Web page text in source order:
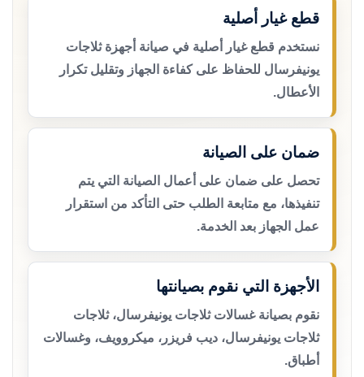
قطع غيار أصلية
نستخدم قطع غيار أصلية في صيانة أجهزة ثلاجات
يونيفرسال للحفاظ على كفاءة الجهاز وتقليل تكرار
الأعطال.
ضمان على الصيانة
تحصل على ضمان على أعمال الصيانة التي يتم
تنفيذها، مع متابعة الطلب حتى التأكد من استقرار
عمل الجهاز بعد الخدمة.
الأجهزة التي نقوم بصيانتها
نقوم بصيانة غسالات ثلاجات يونيفرسال، ثلاجات
ثلاجات يونيفرسال، ديب فريزر، ميكروويف، وغسالات
أطباق.